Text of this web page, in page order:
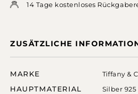
14 Tage kostenloses
ZUSÄTZLICHE
MARKE Tiffany &
HAUPTMATERIAL Silber 925